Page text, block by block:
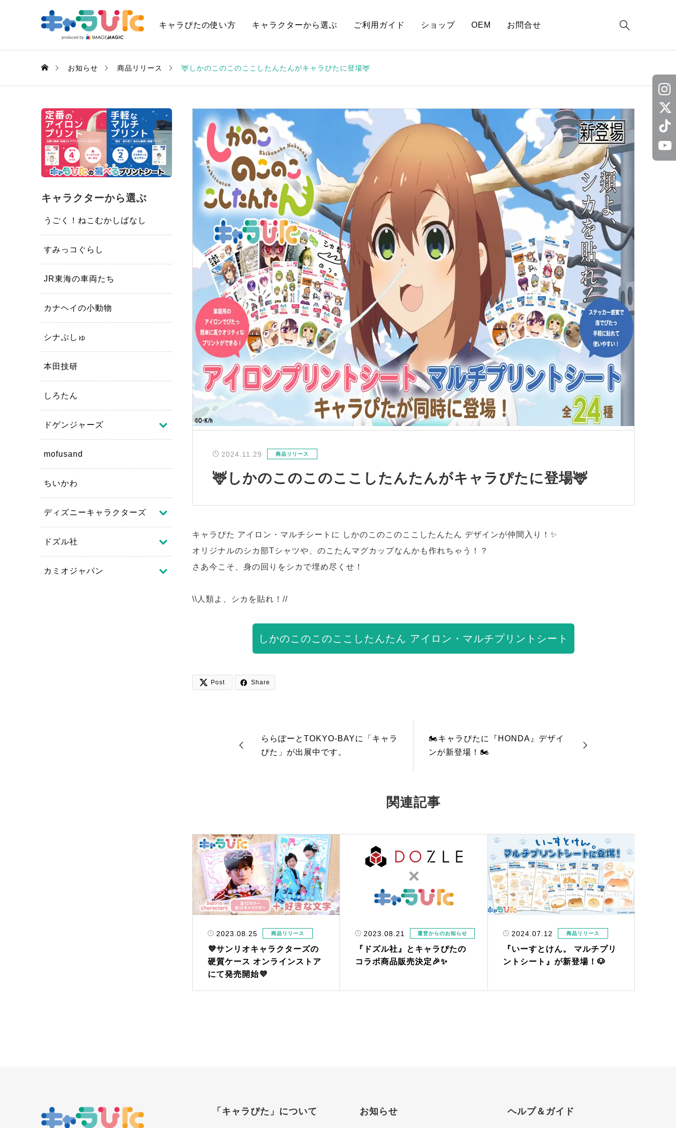
キャラぴたの使い方 キャラクターから選ぶ ご利用ガイド ショップ OEM お問合せ 
お知らせ 商品リリース 🦌しかのこのこのここしたんたんがキャラぴたに登場🦌
2024.11.29 商品リリース
🦌しかのこのこのここしたんたんがキャラぴたに登場🦌
キャラぴた アイロン・マルチシートに しかのこのこのここしたんたん デザインが仲間入り！✨
オリジナルのシカ部Tシャツや、のこたんマグカップなんかも作れちゃう！？
さあ今こそ、身の回りをシカで埋め尽くせ！
\\人類よ、シカを貼れ！//
しかのこのこのここしたんたん アイロン・マルチプリントシート
 Post  Share
ららぽーとTOKYO-BAYに「キャラ
ぴた」が出展中です。
🏍キャラぴたに『HONDA』デザイ
ンが新登場！🏍
関連記事
2023.08.25 商品リリース
💜サンリオキャラクターズの
硬質ケース オンラインストア
にて発売開始💜
2023.08.21 運営からのお知らせ
『ドズル社』とキャラぴたの
コラボ商品販売決定🎉✨
2024.07.12 商品リリース
『いーすとけん。 マルチプリ
ントシート』が新登場！🐶
キャラクターから選ぶ
うごく！ねこむかしばなし
すみっコぐらし
JR東海の車両たち
カナヘイの小動物
シナぷしゅ
本田技研
しろたん
ドゲンジャーズ
mofusand
ちいかわ
ディズニーキャラクターズ
ドズル社
カミオジャパン
「キャラぴた」について お知らせ ヘルプ＆ガイド